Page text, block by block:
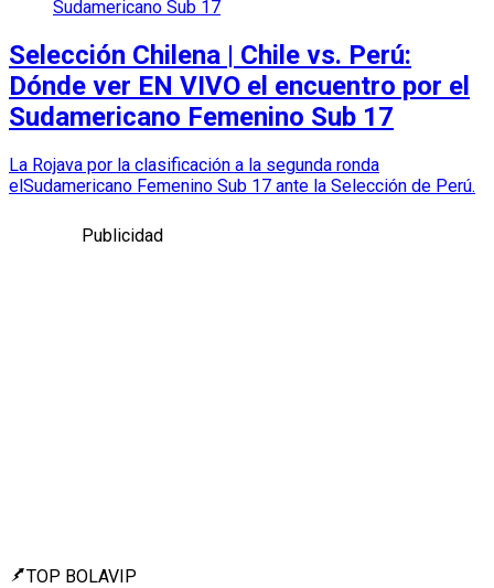
Sudamericano Sub 17
Selección Chilena | Chile vs. Perú:
Dónde ver EN VIVO el encuentro por el
Sudamericano Femenino Sub 17
La Rojava por la clasificación a la segunda ronda
elSudamericano Femenino Sub 17 ante la Selección de Perú.
Publicidad
TOP BOLAVIP